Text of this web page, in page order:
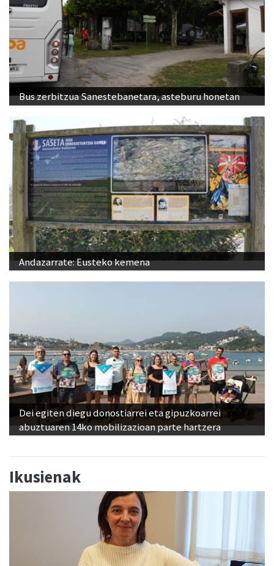
Bus zerbitzua Sanestebanetara, asteburu honetan
Andazarrate: Eusteko kemena
Dei egiten diegu donostiarrei eta gipuzkoarrei
abuztuaren 14ko mobilizazioan parte hartzera
Ikusienak